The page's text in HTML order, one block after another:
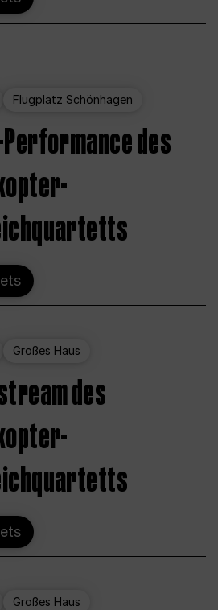
Flugplatz Schönhagen
des
Großes Haus
des
Großes Haus